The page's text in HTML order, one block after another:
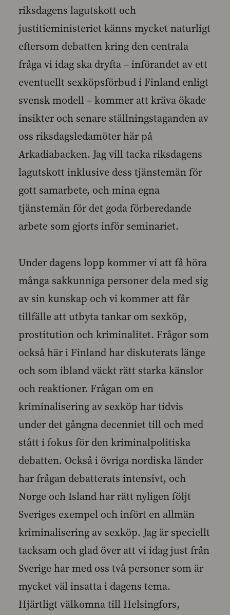
riksdagens lagutskott och
justitieministeriet känns mycket naturligt
eftersom debatten kring den centrala
fråga vi idag ska dryfta – införandet av ett
eventuellt sexköpsförbud i Finland enligt
svensk modell – kommer att kräva ökade
insikter och senare ställningstaganden av
oss riksdagsledamöter här på
Arkadiabacken. Jag vill tacka riksdagens
lagutskott inklusive dess tjänstemän för
gott samarbete, och mina egna
tjänstemän för det goda förberedande
arbete som gjorts inför seminariet.
Under dagens lopp kommer vi att få höra
många sakkunniga personer dela med sig
av sin kunskap och vi kommer att får
tillfälle att utbyta tankar om sexköp,
prostitution och kriminalitet. Frågor som
också här i Finland har diskuterats länge
och som ibland väckt rätt starka känslor
och reaktioner. Frågan om en
kriminalisering av sexköp har tidvis
under det gångna decenniet till och med
stått i fokus för den kriminalpolitiska
debatten. Också i övriga nordiska länder
har frågan debatterats intensivt, och
Norge och Island har rätt nyligen följt
Sveriges exempel och infört en allmän
kriminalisering av sexköp. Jag är speciellt
tacksam och glad över att vi idag just från
Sverige har med oss två personer som är
mycket väl insatta i dagens tema.
Hjärtligt välkomna till Helsingfors,